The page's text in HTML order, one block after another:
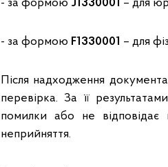
- за формою J1330001 – для
- за формою F1330001 – для
Після надходження
перевірка. За її
помилки або не відповідає
неприйняття.